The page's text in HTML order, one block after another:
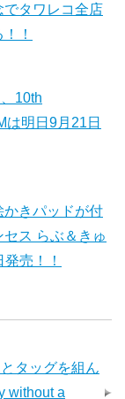
タワレコ全店
！
10th
は明日9月21日
かきパッドが付
ス らぶ＆きゅ
売！！
タッグを組ん
without a